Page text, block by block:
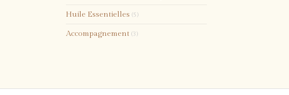
Huile Essentielles (5)
Accompagnement (3)